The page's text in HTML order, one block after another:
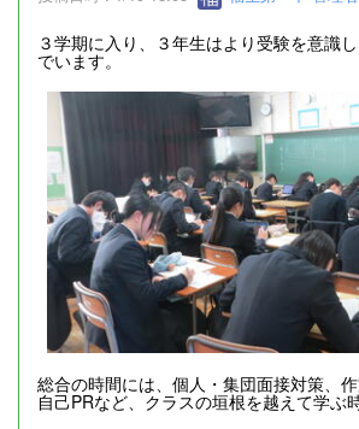
３学期に入り、３年生はより受験を意識
でいます。
総合の時間には、個人・集団面接対策、作
自己PRなど、クラスの垣根を越えて学ぶ